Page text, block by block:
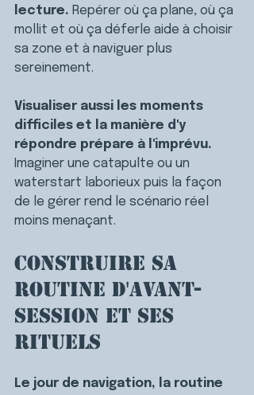
lecture. Repérer où ça plane, où ça
mollit et où ça déferle aide à choisir
sa zone et à naviguer plus
sereinement.
Visualiser aussi les moments
difficiles et la manière d'y
répondre prépare à l'imprévu.
Imaginer une catapulte ou un
waterstart laborieux puis la façon
de le gérer rend le scénario réel
moins menaçant.
Construire sa
routine d'avant-
session et ses
rituels
Le jour de navigation, la routine